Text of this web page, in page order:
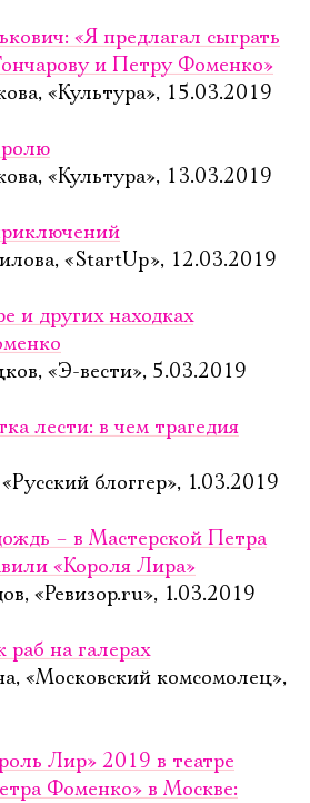
«Я предлагал сыграть
и Петру Фоменко»
«Культура», 15.03.2019
«Культура», 13.03.2019
«StartUp», 12.03.2019
и других находках
«Э-вести», 5.03.2019
лести: в чем трагедия
блоггер», 1.03.2019
– в Мастерской Петра
«Короля Лира»
«Ревизор.ru», 1.03.2019
на галерах
«Московский комсомолец»,
Лир» 2019 в театре
Фоменко» в Москве: